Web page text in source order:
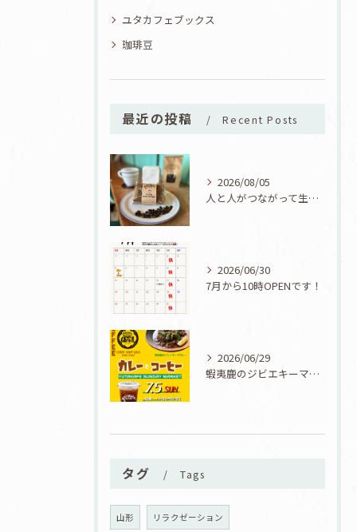
ユタカフェブックス
珈琲豆
最近の投稿 Recent Posts
2026/08/05
人と人がつながって生まれた一品！ユタカフェオリジナルコーヒーシフォン誕生！
2026/06/30
7月から10時OPENです！
2026/06/29
蝦夷鹿のジビエキーマカレーが食べられる7/5『カレーとコーヒーと七夕』開催！
タグ Tags
山形 リラクゼーション